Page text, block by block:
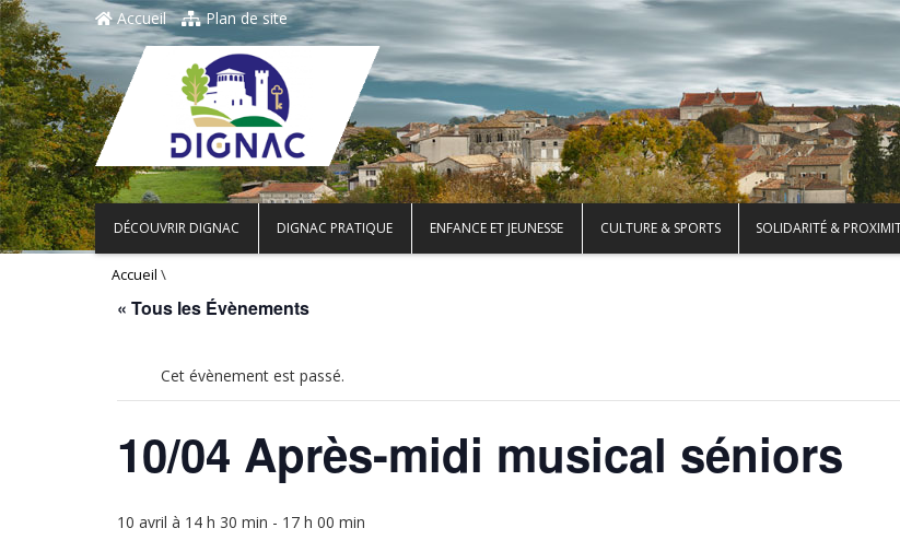
Accueil Plan de site
DÉCOUVRIR DIGNAC DIGNAC PRATIQUE ENFANCE ET JEUNESSE CULTURE & SPORTS SOLIDARITÉ &
Accueil \
« Tous les Évènements
Cet évènement est passé.
10/04 Après-midi musical séniors
10 avril à 14 h 30 min - 17 h 00 min